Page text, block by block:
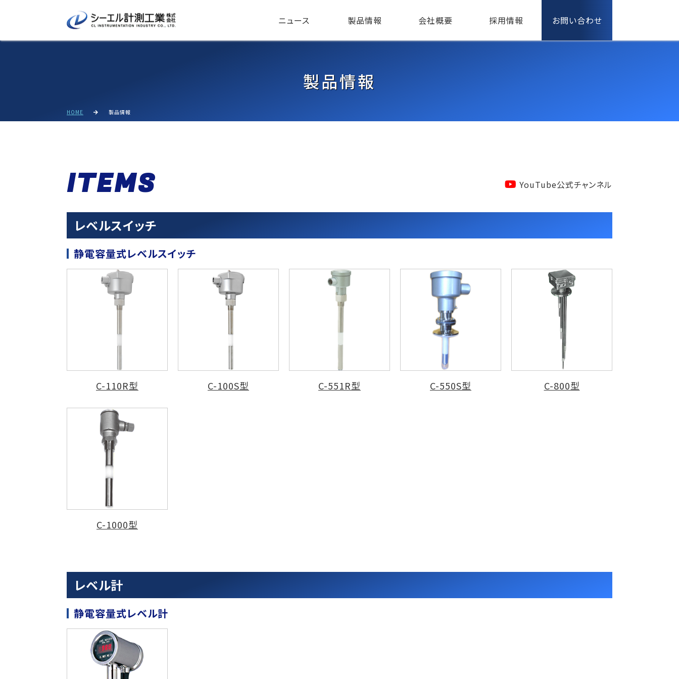
ニュース 製品情報 会社概要 採用情報 お問い合わせ
製品情報
HOME 製品情報
ITEMS YouTube公式チャンネル
レベルスイッチ
静電容量式レベルスイッチ
C-110R型 C-100S型 C-551R型 C-550S型 C-800型
C-1000型
レベル計
静電容量式レベル計